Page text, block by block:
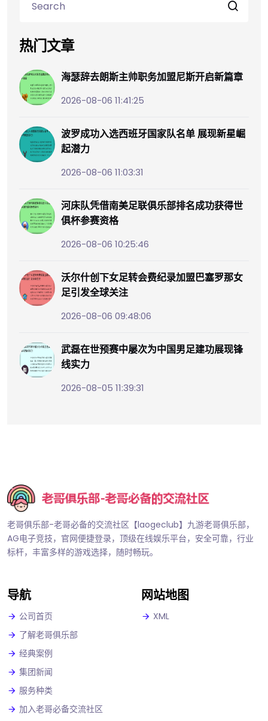
热门文章
海瑟辞去朗斯主帅职务加盟尼斯开启新篇章
2026-08-06 11:41:25
波罗成功入选西班牙国家队名单 展现新星崛
起潜力
2026-08-06 11:03:31
河床队凭借南美足联俱乐部排名成功获得世
俱杯参赛资格
2026-08-06 10:25:46
沃尔什创下女足转会费纪录加盟巴塞罗那女
足引发全球关注
2026-08-06 09:48:06
武磊在世预赛中屡次为中国男足建功展现锋
线实力
2026-08-05 11:39:31
老哥俱乐部-老哥必备的交流社区【laogeclub】九游老哥俱乐部，
AG电子竞技，官网便捷登录，顶级在线娱乐平台，安全可靠，行业
标杆，丰富多样的游戏选择，随时畅玩。
导航
公司首页
了解老哥俱乐部
经典案例
集团新闻
服务种类
加入老哥必备交流社区
网站地图
XML